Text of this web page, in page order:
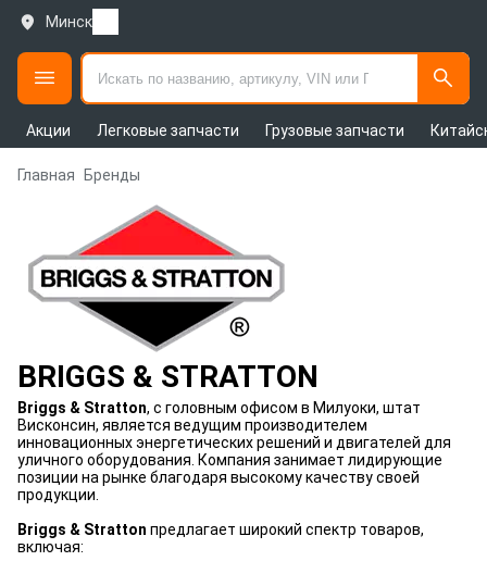
Минск
Акции Легковые запчасти Грузовые запчасти
Главная Бренды
BRIGGS & STRATTON
Briggs & Stratton, с головным офисом в Милуоки, штат
Висконсин, является ведущим производителем
инновационных энергетических решений и двигателей для
уличного оборудования. Компания занимает лидирующие
позиции на рынке благодаря высокому качеству своей
продукции.
Briggs & Stratton предлагает широкий спектр товаров,
включая: